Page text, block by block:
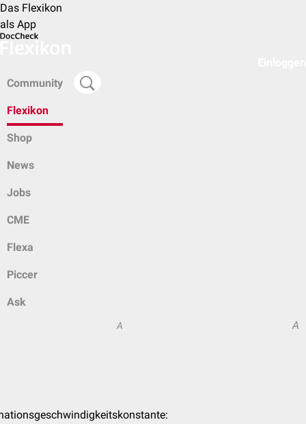
Das Flexikon
als App
Community
Flexikon
Shop
News
Jobs
CME
Flexa
Piccer
Ask
A A